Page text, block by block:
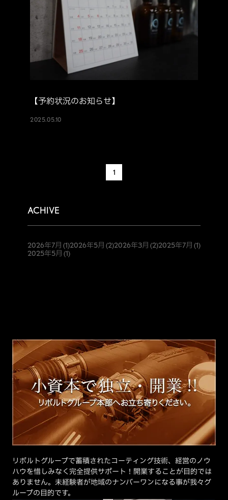
【予約状況のお知らせ】
2025.05.10
1
ACHIVE
2026年7月 (1)2026年5月 (2)2026年3月 (2)2025年7月 (1)
2025年5月 (1)
リボルトグループで蓄積されたコーティング技術、経営のノウ
ハウを惜しみなく完全提供サポート！開業することが目的では
ありません。未経験者が地域のナンバーワンになる事が我々グ
ループの目的です。